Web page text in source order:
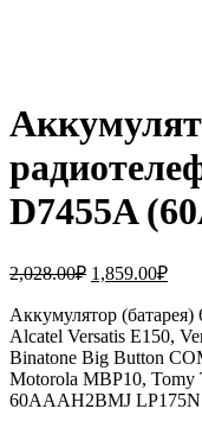
D7455A
2,028.00₽
составляла
2,028.00₽.
1,859.00₽
Аккумулятор
Alcatel Versatis E150,
Binatone Big Button
Motorola MBP10,
60AAAH2BMJ